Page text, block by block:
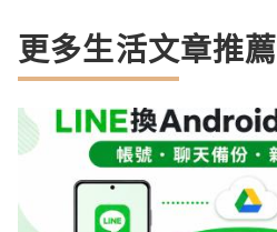
更多生活文章推薦